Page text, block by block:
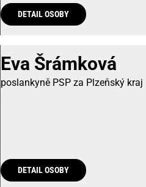
DETAIL OSOBY
Eva Šrámková
poslankyně PSP za Plzeňský kraj
DETAIL OSOBY